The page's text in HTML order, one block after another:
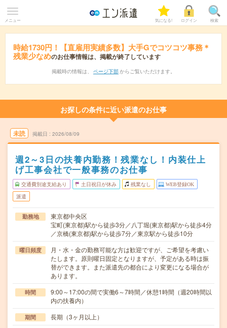
メニュー 気になる! ログイン 検索
時給1730円！【直雇用実績多数】大手Gでコツコツ事務＊
残業少なめのお仕事情報は、掲載が終了しています
掲載時の情報は、 ページ下部 からご覧いただけます。
お探しの条件に近い派遣のお仕事
未読 掲載日 2026/08/09
週2～3日の扶養内勤務！残業なし！内装仕上
げ工事会社で一般事務のお仕事
交通費別途支給あり 土日祝日が休み 残業なし WEB登録OK
派遣
勤務地
東京都中央区
宝町(東京都)駅から徒歩3分／八丁堀(東京都)駅から徒歩4分
／京橋(東京都)駅から徒歩7分／東京駅から徒歩10分
曜日頻度
月・水・金の勤務可能な方は歓迎ですが、ご希望を考慮い
たします。原則曜日固定となりますが、予定がある時は振
替ができます。また派遣先の都合により変更になる場合が
あります。
時間
9:00～17:00の間で実働6～7時間／休憩1時間（週20時間以
内の扶養内）
期間 長期（3ヶ月以上）